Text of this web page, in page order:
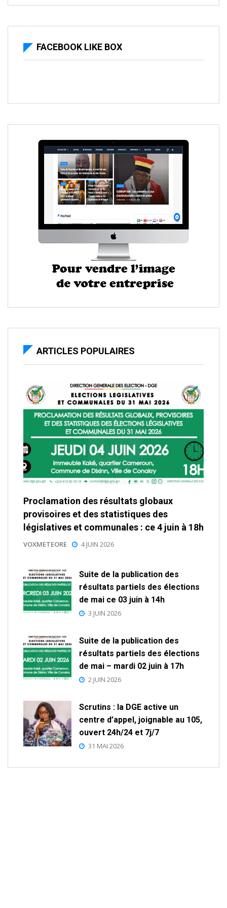
FACEBOOK LIKE BOX
ARTICLES POPULAIRES
Proclamation des résultats globaux
provisoires et des statistiques des
législatives et communales : ce 4 juin à 18h
VOXMETEORE 4 JUIN 2026
Suite de la publication des
résultats partiels des élections
de mai ce 03 juin à 14h
3 JUIN 2026
Suite de la publication des
résultats partiels des élections
de mai – mardi 02 juin à 17h
2 JUIN 2026
Scrutins : la DGE active un
centre d’appel, joignable au 105,
ouvert 24h/24 et 7j/7
31 MAI 2026